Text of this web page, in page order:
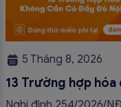
5 Tháng 8, 2026
13 Trường hợp
đủ nội dung từ 01/